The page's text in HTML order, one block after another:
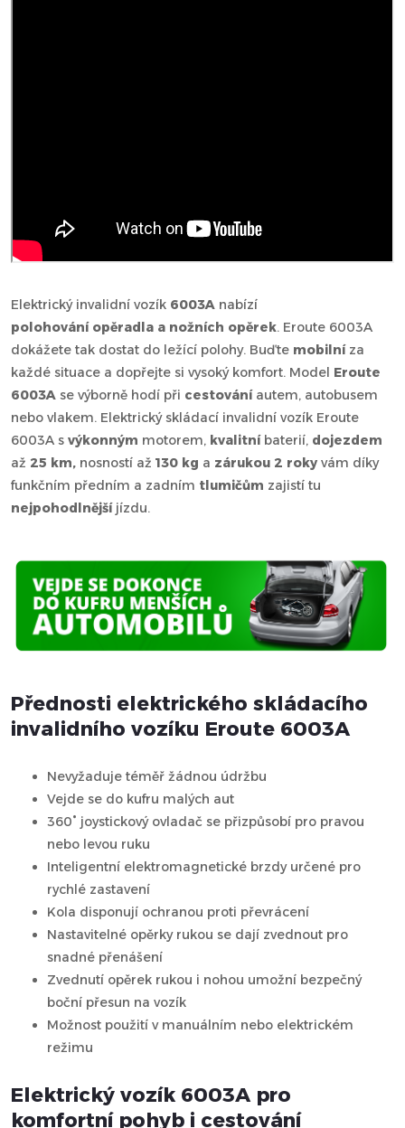
Elektrický invalidní vozík 6003A nabízí
polohování opěradla a nožních opěrek. Eroute 6003A
dokážete tak dostat do ležící polohy. Buďte mobilníza
každé situace a dopřejte si vysoký komfort. Model Eroute
6003A se výborně hodí při cestováníautem, autobusem
nebo vlakem. Elektrický skládací invalidní vozík Eroute
6003A s výkonným motorem, kvalitníbaterií, dojezdem
až 25 km, nosností až 130 kg a zárukou 2 roky vám díky
funkčním předním a zadním tlumičům zajistí tu
nejpohodlnějšíjízdu.
Přednosti elektrického skládacího
invalidního vozíku Eroute 6003A
Nevyžaduje téměř žádnou údržbu
Vejde se do kufru malých aut
360° joystickový ovladač se přizpůsobí pro pravou
nebo levou ruku
Inteligentní elektromagnetické brzdy určené pro
rychlé zastavení
Kola disponují ochranou proti převrácení
Nastavitelné opěrky rukou se dají zvednout pro
snadné přenášení
Zvednutí opěrek rukou i nohou umožní bezpečný
boční přesun na vozík
Možnost použití v manuálním nebo elektrickém
režimu
Elektrický vozík 6003A pro
komfortní pohyb i cestování